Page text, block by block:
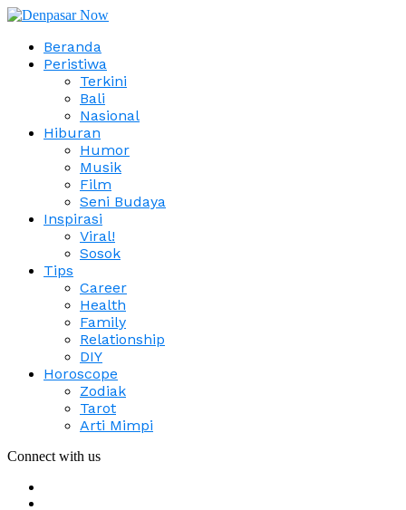
Beranda
Peristiwa
Terkini
Bali
Nasional
Hiburan
Humor
Musik
Film
Seni Budaya
Inspirasi
Viral!
Sosok
Tips
Career
Health
Family
Relationship
DIY
Horoscope
Zodiak
Tarot
Arti Mimpi
Connect with us